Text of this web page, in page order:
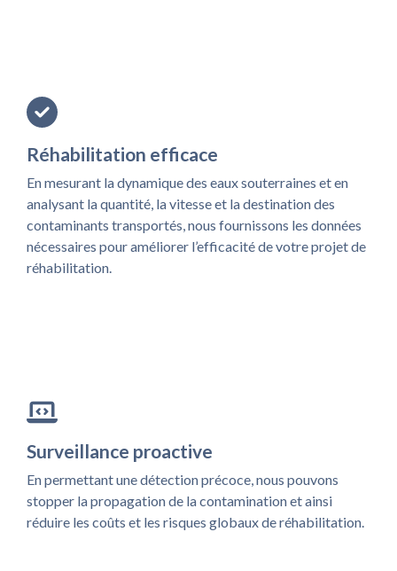
Réhabilitation efficace
En mesurant la dynamique des eaux souterraines et en
analysant la quantité, la vitesse et la destination des
contaminants transportés, nous fournissons les données
nécessaires pour améliorer l’efficacité de votre projet de
réhabilitation.
Surveillance proactive
En permettant une détection précoce, nous pouvons
stopper la propagation de la contamination et ainsi
réduire les coûts et les risques globaux de réhabilitation.